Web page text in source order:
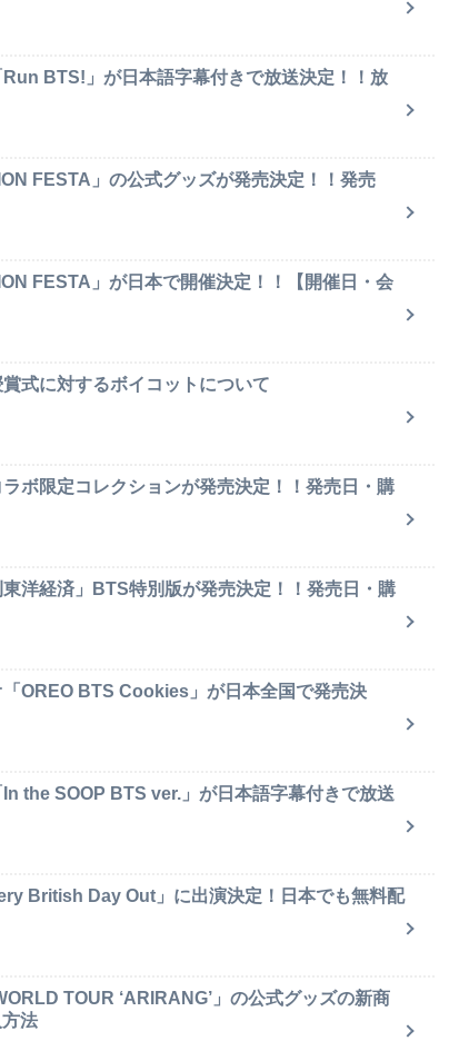
BTS!」が日本語字幕付きで放送決定！！放
FESTA」の公式グッズが発売決定！！発売
FESTA」が日本で開催決定！！【開催日・会
式に対するボイコットについて
ボ限定コレクションが発売決定！！発売日・購
洋経済」BTS特別版が発売決定！！発売日・購
OREO BTS Cookies」が日本全国で発売決
the SOOP BTS ver.」が日本語字幕付きで放送
British Day Out」に出演決定！日本でも無料配
TOUR ‘ARIRANG’」の公式グッズの新商
法